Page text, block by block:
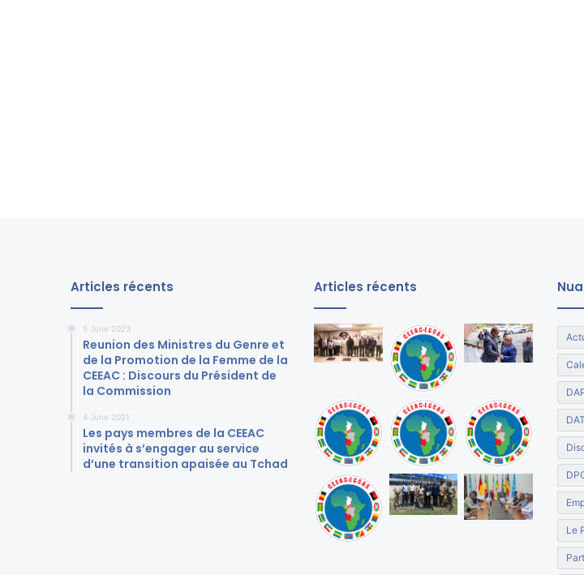
Articles récents
5 June 2023
Reunion des Ministres du Genre et
de la Promotion de la Femme de la
CEEAC : Discours du Président de
la Commission
4 June 2021
Les pays membres de la CEEAC
invités à s’engager au service
d’une transition apaisée au Tchad
Articles récents
Le